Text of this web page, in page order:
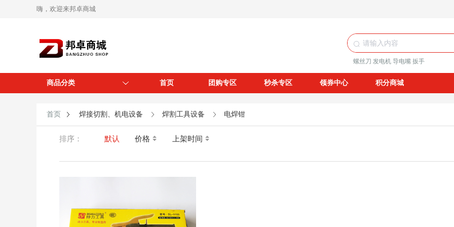
嗨，欢迎来邦卓商城
螺丝刀 发电机 导电嘴 扳手
商品分类 首页 团购专区 秒杀专区 领券中心 积分商城
首页 焊接切割、机电设备 焊割工具设备 电焊钳
排序： 默认 价格 上架时间